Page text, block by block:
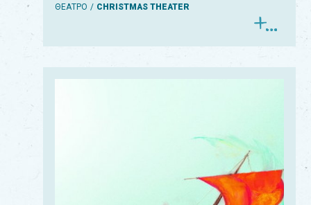
ΘΕΑΤΡΟ CHRISTMAS THEATER